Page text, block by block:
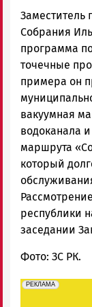
Заместитель
Собрания
программа
точечные
примера он
вакуумная
водоканала
маршрута
который
республики
заседании
Фото: ЗС РК.
erid: 2SDnjeFymr3
РЕКЛАМА
Реклама